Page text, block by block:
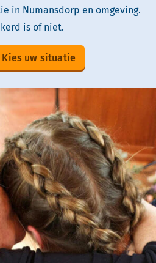
in Numansdorp en omgeving.
is of niet.
Kies uw situatie